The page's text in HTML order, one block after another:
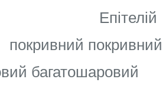
Епітелій
покривний
багатошаровий